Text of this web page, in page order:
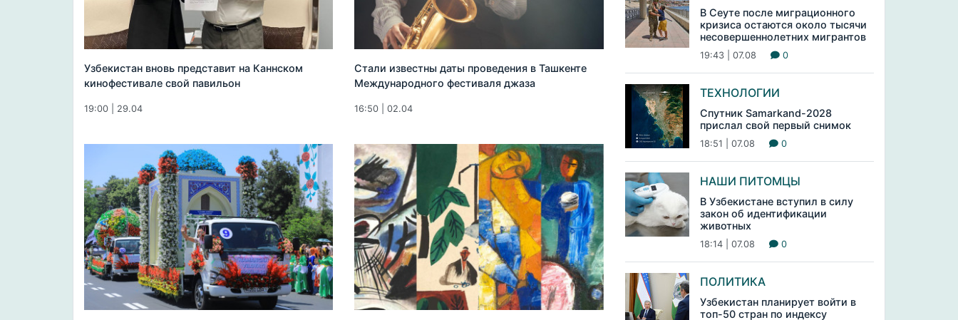
Узбекистан вновь представит на Каннском
кинофестивале свой павильон
19:00 | 29.04
Стали известны даты проведения в Ташкенте
Международного фестиваля джаза
16:50 | 02.04
В Сеуте после миграционного
кризиса остаются около тысячи
несовершеннолетних мигрантов
19:43 | 07.08 0
ТЕХНОЛОГИИ
Спутник Samarkand-2028
прислал свой первый снимок
18:51 | 07.08 0
НАШИ ПИТОМЦЫ
В Узбекистане вступил в силу
закон об идентификации
животных
18:14 | 07.08 0
ПОЛИТИКА
Узбекистан планирует войти в
топ-50 стран по индексу